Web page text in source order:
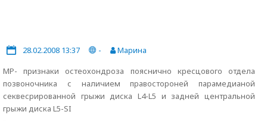
28.02.2008 13:37 -
Марина
МР- признаки остеохондроза пояснично кресцового отдела
позвоночника с наличием правостороней парамедианой
секвесрированной грыжи диска L4-L5 и задней центральной
грыжи диска L5-SI